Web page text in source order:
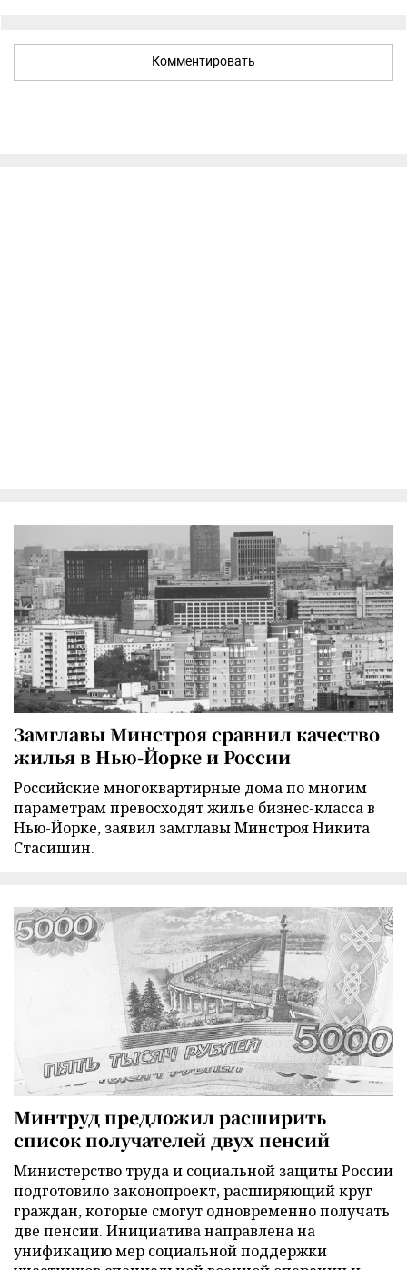
Комментировать
Замглавы Минстроя сравнил качество
жилья в Нью-Йорке и России
Российские многоквартирные дома по многим
параметрам превосходят жилье бизнес-класса в
Нью-Йорке, заявил замглавы Минстроя Никита
Стасишин.
Минтруд предложил расширить
список получателей двух пенсий
Министерство труда и социальной защиты России
подготовило законопроект, расширяющий круг
граждан, которые смогут одновременно получать
две пенсии. Инициатива направлена на
унификацию мер социальной поддержки